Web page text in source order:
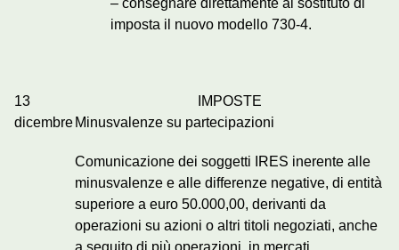
– consegnare direttamente al sostituto di
imposta il nuovo modello 730-4.
13
dicembre
IMPOSTE
Minusvalenze su partecipazioni
Comunicazione dei soggetti IRES inerente alle
minusvalenze e alle differenze negative, di entità
superiore a euro 50.000,00, derivanti da
operazioni su azioni o altri titoli negoziati, anche